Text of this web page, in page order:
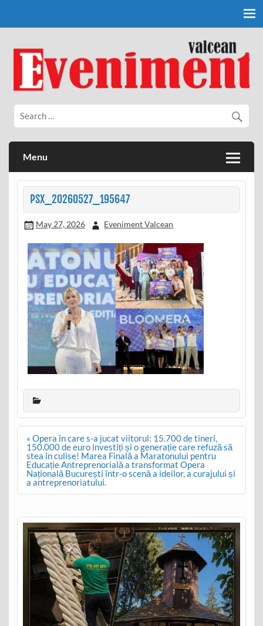
Eveniment Valcean
Menu
PSX_20260527_195647
May 27, 2026 Eveniment Valcean
Post
navigation
« Opera în care s-a jucat viitorul: 15.700 de tineri,
150.000 de euro investiți și o generație care refuză să
stea în culise! Marea Finală a Maratonului pentru
Educație Antreprenorială a transformat Opera
Națională București într-o scenă a ideilor, a curajului și
a antreprenoriatului.